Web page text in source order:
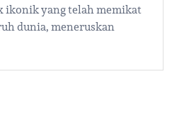
ikonik yang telah memikat
dunia, meneruskan